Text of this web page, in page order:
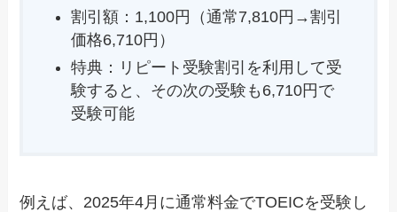
割引額：1,100円（通常7,810円→割引
価格6,710円）
特典：リピート受験割引を利用して受
験すると、その次の受験も6,710円で
受験可能
例えば、2025年4月に通常料金でTOEICを受験し